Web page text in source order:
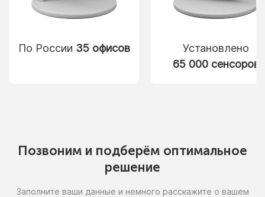
По России 35 офисов
Установлено
65 000 сенсоров
Позвоним и подберём оптимальное
решение
Заполните ваши данные и немного расскажите о вашем